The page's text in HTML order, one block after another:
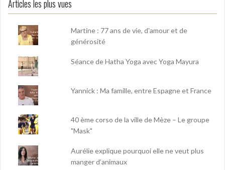
Articles les plus vues
Martine : 77 ans de vie, d'amour et de
générosité
Séance de Hatha Yoga avec Yoga Mayura
Yannick : Ma famille, entre Espagne et France
40 ème corso de la ville de Mèze – Le groupe
"Mask"
Aurélie explique pourquoi elle ne veut plus
manger d’animaux